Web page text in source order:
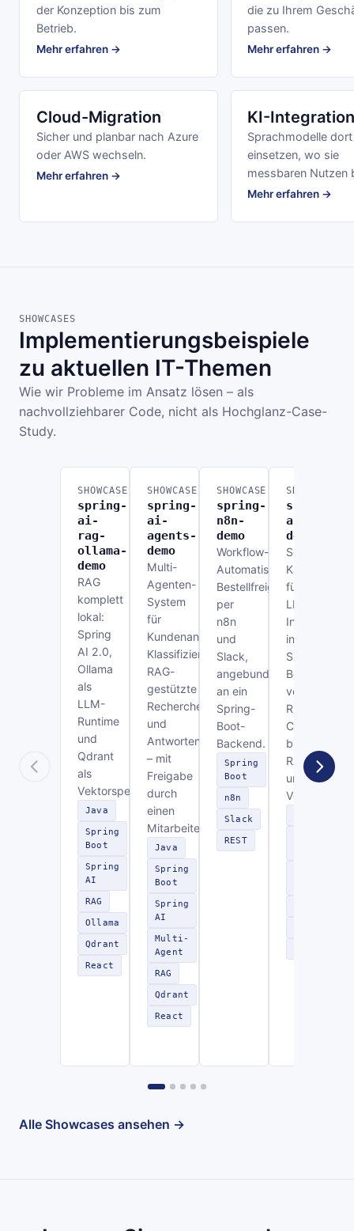
der Konzeption bis zum
Betrieb.
Mehr erfahren →
die zu Ihrem
passen.
Mehr erfahren →
Cloud-Migration
Sicher und planbar nach Azure
oder AWS wechseln.
Mehr erfahren →
KI-
Sprachmodelle dort
einsetzen, wo sie
messbaren Nutzen
Mehr erfahren →
SHOWCASES
Implementierungsbeispiele
zu aktuellen IT-Themen
Wie wir Probleme im Ansatz lösen – als
nachvollziehbarer Code, nicht als Hochglanz-Case-
Study.
SHOWCASE
spring-
ai-
rag-
ollama-
demo
RAG
komplett
lokal:
Spring
AI 2.0,
Ollama
als
LLM-
Runtime
und
Qdrant
als
Vektorspeicher.
Java
Spring
Boot
Spring
AI
RAG
Ollama
Qdrant
React
SHOWCASE
spring-
ai-
agents-
demo
Multi-
Agenten-
System
für
Kundenanfragen:
Klassifizierung,
RAG-
gestützte
Recherche
und
Antwortentwurf
– mit
Freigabe
durch
einen
Mitarbeiter.
Java
Spring
Boot
Spring
AI
Multi-
Agent
RAG
Qdrant
React
SHOWCASE
spring-
n8n-
demo
Workflow-
Automatisierung:
Bestellfreigabe
per
n8n
und
Slack,
angebunden
an ein
Spring-
Boot-
Backend.
Spring
Boot
n8n
Slack
REST
SHOWCASE
spring-
ai-
demo
Sechs
Kanäle
für
LLM-
Integration
in
Spring
Boot –
von
REST-
Chat
bis
RAG
und
Alle Showcases ansehen →